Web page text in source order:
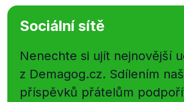
Sociální sítě
Nenechte si ujít nejnovější
z Demagog.cz. Sdílením
příspěvků přátelům